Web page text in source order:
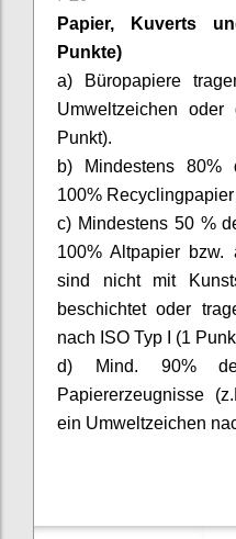
Papier, Kuverts
Punkte)
a) Büropapiere
Umweltzeichen
Punkt).
b) Mindestens
100%
c) Mindestens 50 %
100% Altpapier bzw.
sind nicht mit
beschichtet oder
nach ISO Typ I (1
d) Mind. 90% der
Papiererzeugnisse
ein Umweltzeichen